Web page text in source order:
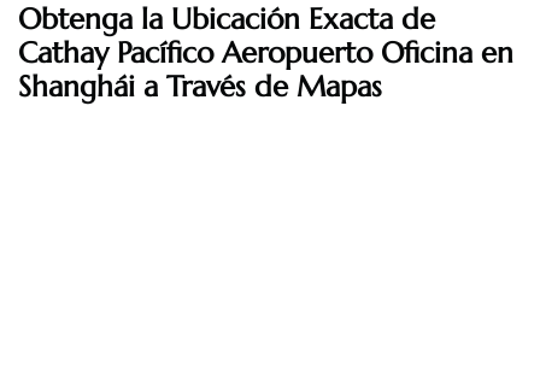
Obtenga la Ubicación Exacta de
Cathay Pacífico Aeropuerto Oficina en
Shanghái a Través de Mapas